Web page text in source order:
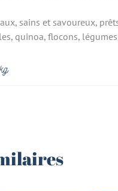
sains et savoureux,
quinoa, flocons,